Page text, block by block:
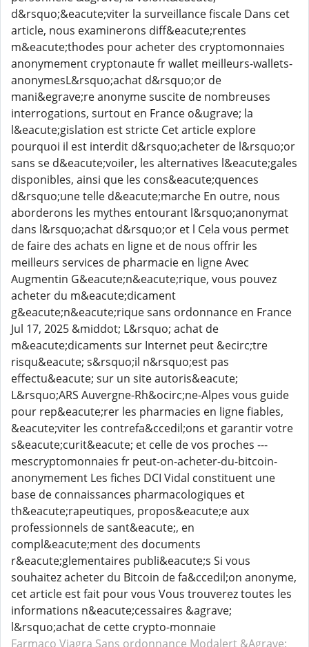
d&rsquo;&eacute;viter la surveillance fiscale Dans cet
article, nous examinerons diff&eacute;rentes
m&eacute;thodes pour acheter des cryptomonnaies
anonymement cryptonaute fr wallet meilleurs-wallets-
anonymesL&rsquo;achat d&rsquo;or de
mani&egrave;re anonyme suscite de nombreuses
interrogations, surtout en France o&ugrave; la
l&eacute;gislation est stricte Cet article explore
pourquoi il est interdit d&rsquo;acheter de l&rsquo;or
sans se d&eacute;voiler, les alternatives l&eacute;gales
disponibles, ainsi que les cons&eacute;quences
d&rsquo;une telle d&eacute;marche En outre, nous
aborderons les mythes entourant l&rsquo;anonymat
dans l&rsquo;achat d&rsquo;or et l Cela vous permet
de faire des achats en ligne et de nous offrir les
meilleurs services de pharmacie en ligne Avec
Augmentin G&eacute;n&eacute;rique, vous pouvez
acheter du m&eacute;dicament
g&eacute;n&eacute;rique sans ordonnance en France
Jul 17, 2025 &middot; L&rsquo; achat de
m&eacute;dicaments sur Internet peut &ecirc;tre
risqu&eacute; s&rsquo;il n&rsquo;est pas
effectu&eacute; sur un site autoris&eacute;
L&rsquo;ARS Auvergne-Rh&ocirc;ne-Alpes vous guide
pour rep&eacute;rer les pharmacies en ligne fiables,
&eacute;viter les contrefa&ccedil;ons et garantir votre
s&eacute;curit&eacute; et celle de vos proches ---
mescryptomonnaies fr peut-on-acheter-du-bitcoin-
anonymement Les fiches DCI Vidal constituent une
base de connaissances pharmacologiques et
th&eacute;rapeutiques, propos&eacute;e aux
professionnels de sant&eacute;, en
compl&eacute;ment des documents
r&eacute;glementaires publi&eacute;s Si vous
souhaitez acheter du Bitcoin de fa&ccedil;on anonyme,
cet article est fait pour vous Vous trouverez toutes les
informations n&eacute;cessaires &agrave;
l&rsquo;achat de cette crypto-monnaie
Farmaco Viagra Sans ordonnance Modalert &Agrave;